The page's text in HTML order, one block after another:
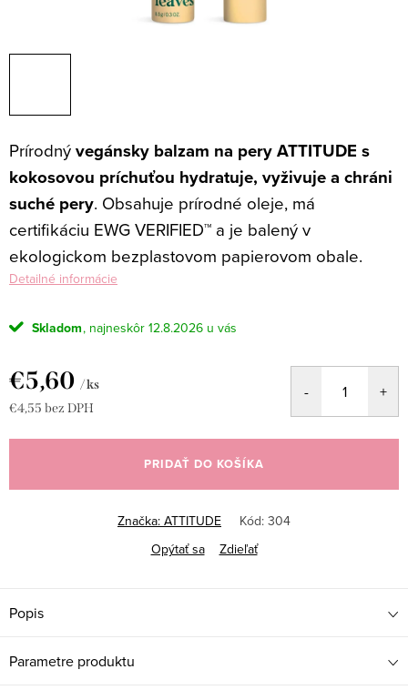
Prírodnývegánsky balzam na pery ATTITUDE s
kokosovou príchuťou hydratuje, vyživuje a chráni
suché pery. Obsahuje prírodné oleje, má
certifikáciu EWG VERIFIED™ a je balený v
ekologickom bezplastovom papierovom obale.
Detailné informácie
Skladom 12.8.2026
€5,60 / ks
€4,55 bez DPH
cena:
PRIDAŤ DO KOŠÍKA
Značka: ATTITUDE Kód: 304
Opýtať sa
Zdieľať
Popis
Parametre produktu